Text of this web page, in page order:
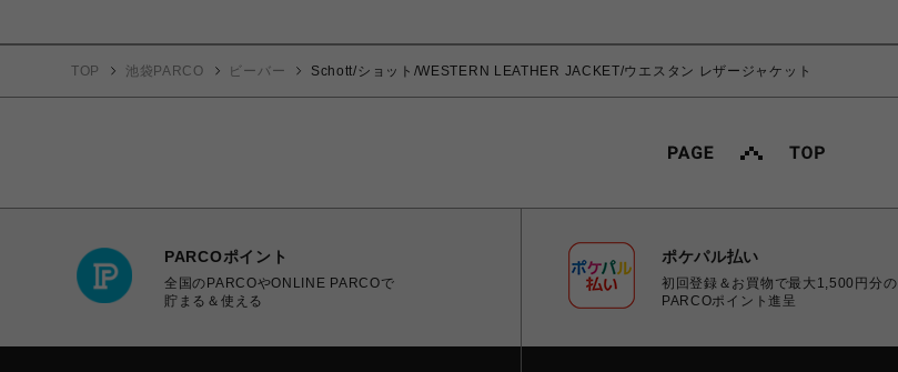
TOP 池袋PARCO ビーバー Schott/ショット/WESTERN LEATHER JACKET/ウエスタン レザージャケット
PARCOポイント
全国のPARCOやONLINE PARCOで
貯まる＆使える
ポケパル払い
初回登録＆お買物で最大1,500円分の
PARCOポイント進呈